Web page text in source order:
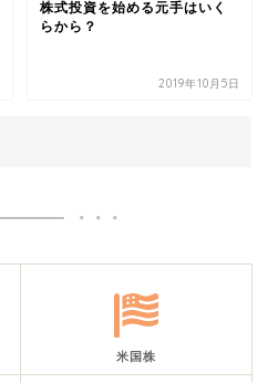
株式投資を始める元手はいく
らから？
2019年10月5日
米国株